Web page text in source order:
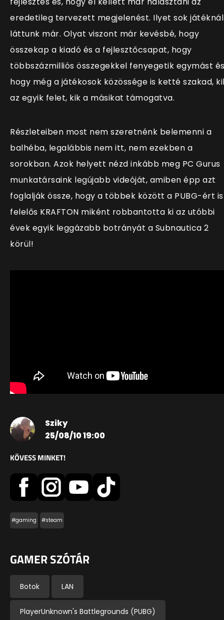
eredetileg tervezett megjelenést. Ilyet sok játéknál
láttunk már. Olyat viszont már kevésbé, hogy
összekap a kiadó és a fejlesztőcsapat, hogy
többszázmilliós összegekkel fenyegetik egymást
hogy még a játékosok közössége is ketté szakad,
az egyik felet, kik a másikat támogatva.
Részleteiben most nem szeretnénk belemenni a
balhéba, legalábbis nem itt, nem ezekben a
sorokban. Azok helyett nézd inkább meg PC Gurus
munkatársaink legújabb videóját, amiben épp azt
foglalják össze, hogy a többek között a PUBG-ért is
felelős KRAFTON miként robbantotta ki az utóbbi
évek egyik leggázabb botrányát a Subnautica 2
körül!
Sziky
25/08/10 19:00
KÖVESS MINKET!
#gaming #steam
GAMER SZÓTÁR
Botok LAN
PlayerUnknown's Battlegrounds (PUBG)